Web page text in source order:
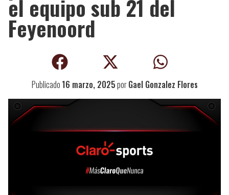
el equipo sub 21 del
Feyenoord
Publicado 16 marzo, 2025porGael Gonzalez Flores